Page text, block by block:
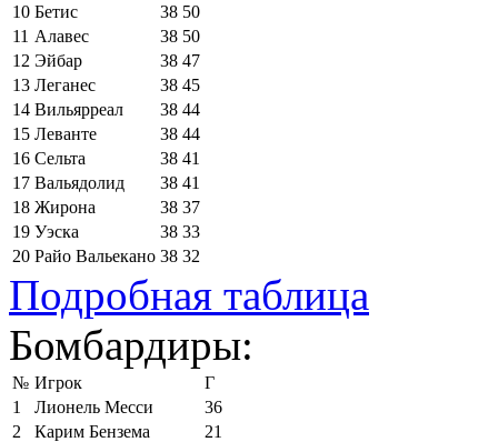
10 Бетис 38 50
11 Алавес 38 50
12 Эйбар 38 47
13 Леганес 38 45
14 Вильярреал 38 44
15 Леванте 38 44
16 Сельта 38 41
17 Вальядолид 38 41
18 Жирона 38 37
19 Уэска 38 33
20 Райо Вальекано 38 32
Подробная таблица
Бомбардиры:
№ Игрок
Г
1
Лионель Месси
36
2
Карим Бензема
21